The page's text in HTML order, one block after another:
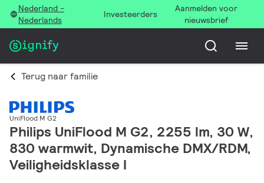
Nederland -
Nederlands
Investeerders
Aanmelden voor
nieuwsbrief
Terug naar familie
UniFlood M G2
Philips UniFlood M G2, 2255 lm, 30 W,
830 warmwit, Dynamische DMX/RDM,
Veiligheidsklasse I